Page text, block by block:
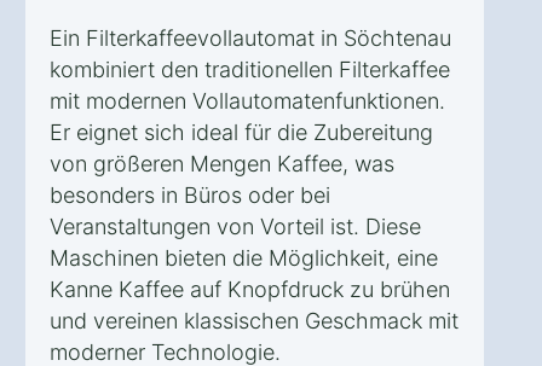
Ein Filterkaffeevollautomat in Söchtenau
kombiniert den traditionellen Filterkaffee
mit modernen Vollautomatenfunktionen.
Er eignet sich ideal für die Zubereitung
von größeren Mengen Kaffee, was
besonders in Büros oder bei
Veranstaltungen von Vorteil ist. Diese
Maschinen bieten die Möglichkeit, eine
Kanne Kaffee auf Knopfdruck zu brühen
und vereinen klassischen Geschmack mit
moderner Technologie.